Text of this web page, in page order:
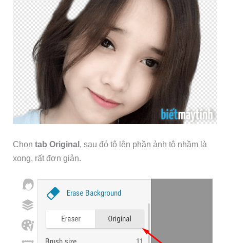
Chọntab Original, sau đó tô lên phần ảnh tô nhầm là
xong, rất đơn giản.